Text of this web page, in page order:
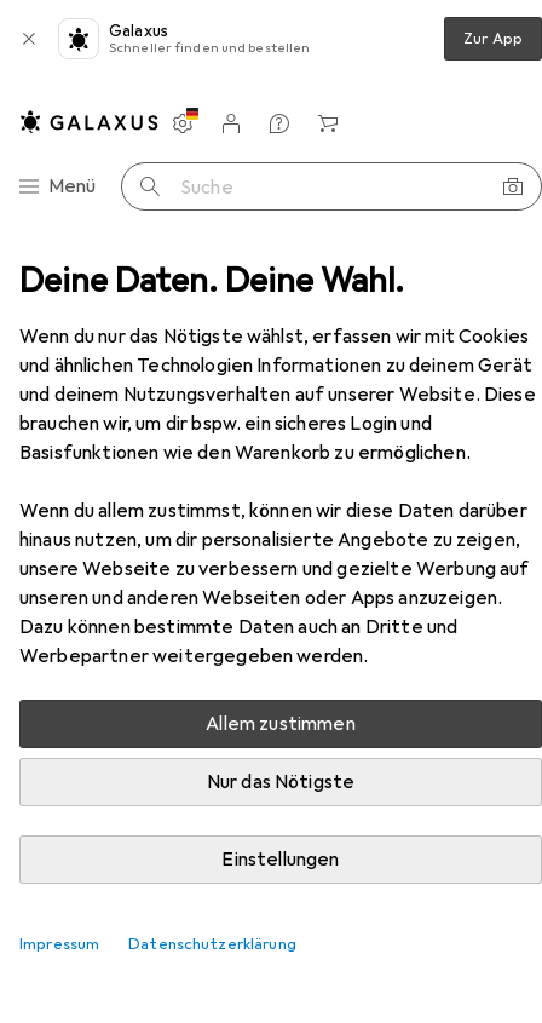
Deine Daten. Deine Wahl.
Wenn du nur das Nötigste wählst, erfassen wir mit Cookies
und ähnlichen Technologien Informationen zu deinem Gerät
und deinem Nutzungsverhalten auf unserer Website. Diese
brauchen wir, um dir bspw. ein sicheres Login und
Basisfunktionen wie den Warenkorb zu ermöglichen.
Wenn du allem zustimmst, können wir diese Daten darüber
hinaus nutzen, um dir personalisierte Angebote zu zeigen,
unsere Webseite zu verbessern und gezielte Werbung auf
unseren und anderen Webseiten oder Apps anzuzeigen.
Dazu können bestimmte Daten auch an Dritte und
Werbepartner weitergegeben werden.
Allem zustimmen
Nur das Nötigste
Einstellungen
Impressum Datenschutzerklärung
Galaxus
Schneller finden und bestellen Zur App
Navigation nach Kategorien
Menü Suche
Einstellungen
Kundenkonto
Vergleichslisten
Merklisten
Warenkorb
80 l, HxØ 540x465, Korpus schwarz/Löschkopf schwarz
EUR
135,15
Vepa BinsPapierkorb, selbstlöschend,
80 l, HxØ 540x465, Korpus
schwarz/Löschkopf schwarz
80 l
Zubehör für Vepa Bins
Papierkorb, selbstlöschend, 80 l,
HxØ 540x465, Korpus
schwarz/Löschkopf schwarz
Hier findest du passendes Zubehör zum Produkt Vepa
Bins Papierkorb, selbstlöschend, 80 l, HxØ 540x465,
Korpus schwarz/Löschkopf schwarz aus der Kategorie
Produktliste